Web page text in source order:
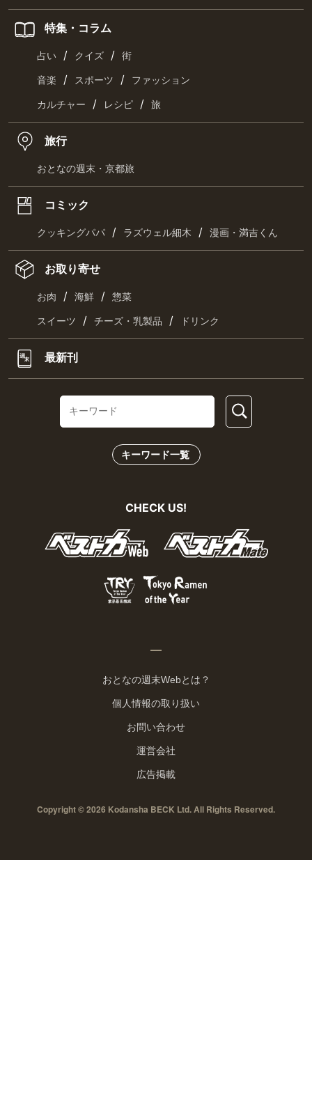
特集・コラム
占い / クイズ / 街
音楽 / スポーツ / ファッション
カルチャー / レシピ / 旅
旅行
おとなの週末・京都旅
コミック
クッキングパパ / ラズウェル細木 / 漫画・満吉くん
お取り寄せ
お肉 / 海鮮 / 惣菜
スイーツ / チーズ・乳製品 / ドリンク
最新刊
キーワード一覧
CHECK US!
おとなの週末Webとは？
個人情報の取り扱い
お問い合わせ
運営会社
広告掲載
Copyright © 2026 Kodansha BECK Ltd. All Rights Reserved.